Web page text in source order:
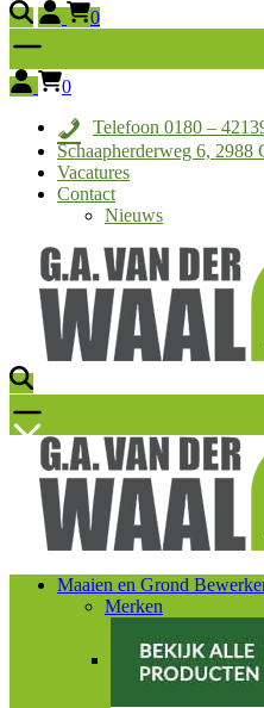
0
0
Telefoon 0180 –
Schaapherderweg 6,
Vacatures
Contact
Nieuws
Maaien en Grond
Merken